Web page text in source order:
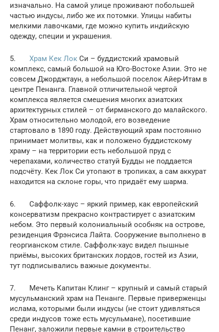
изначально. На самой улице проживают побольшей
частью индусы, либо же их потомки. Улицы набиты
мелкими лавочками, где можно купить индийскую
одежду, специи и украшения.
5. Храм Кек Лок Си – буддистский храмовый
комплекс, самый большой на Юго-Востоке Азии. Это не
совсем Джорджтаун, а небольшой поселок Айер-Итам в
центре Пенанга. Главной отличительной чертой
комплекса является смешения многих азиатских
архитектурных стилей – от бирманского до малайского.
Храм относительно молодой, его возведение
стартовало в 1890 году. Действующий храм постоянно
принимает молитвы, как и положено буддистскому
храму – на территории есть небольшой пруд с
черепахами, количество статуй Будды не поддается
подсчёту. Кек Лок Си утопают в тропиках, а сам аккурат
находится на склоне горы, что придаёт ему шарма.
6. Саффолк-хаус – яркий пример, как европейский
консерватизм прекрасно контрастирует с азиатским
небом. Это первый колониальный особняк на острове,
резиденция Фрэнсиса Лайта. Сооружение выполнено в
георгианском стиле. Саффолк-хаус видел пышные
приёмы, высоких британских лордов, гостей из Азии,
тут подписывались важные документы.
7. Мечеть Капитан Клинг – крупный и самый старый
мусульманский храм на Пенанге. Первые приверженцы
ислама, которыми были индусы (не стоит удивляться
среди индусов тоже есть мусульмане), посетившие
Пенанг, заложили первые камни в строительство